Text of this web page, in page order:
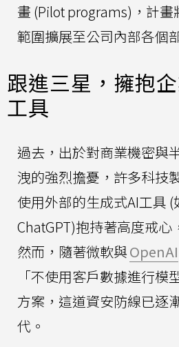
畫 (Pilot programs)，計
範圍擴展至公司內部各個
跟進三星，擁抱
工具
過去，出於對商業機密與
洩的強烈擔憂，許多科技
使用外部的生成式AI工具
ChatGPT)抱持著高度戒心
然而，隨著微軟與OpenAI
「不使用客戶數據進行模
方案，這道資安防線已逐
代。